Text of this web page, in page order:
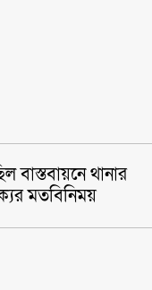
বাস্তবায়নে থানার
মতবিনিময়